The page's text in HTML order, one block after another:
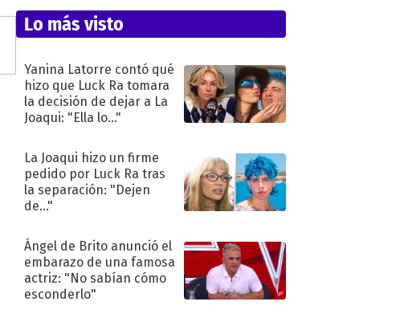
Lo más visto
Yanina Latorre contó qué
hizo que Luck Ra tomara
la decisión de dejar a La
Joaqui: "Ella lo..."
La Joaqui hizo un firme
pedido por Luck Ra tras
la separación: "Dejen
de..."
Ángel de Brito anunció el
embarazo de una famosa
actriz: "No sabían cómo
esconderlo"